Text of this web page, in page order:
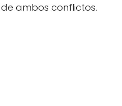
ambos conflictos.